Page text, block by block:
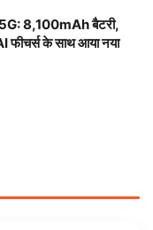
8,100mAh बैटरी,
फीचर्स के साथ आया नया